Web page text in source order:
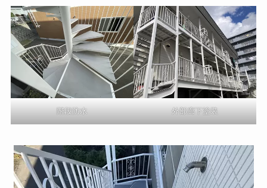
階段防水 外部廊下塗装